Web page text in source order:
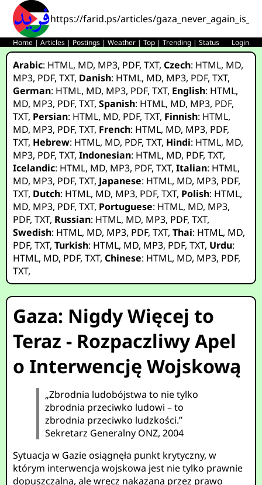
https://farid.ps/articles/
Home |Articles | Postings |Weather |Top |Trending |Status Login
Arabic: HTML, MD, MP3, PDF,TXT,Czech: HTML, MD,
MP3, PDF,TXT, Danish: HTML, MD, MP3, PDF,TXT,
German: HTML, MD, MP3, PDF,TXT, English: HTML,
MD, MP3, PDF,TXT,Spanish: HTML, MD, MP3, PDF,
TXT, Persian: HTML, MD, PDF,TXT, Finnish: HTML,
MD, MP3, PDF,TXT, French: HTML, MD, MP3, PDF,
TXT, Hebrew: HTML, MD, PDF,TXT, Hindi: HTML, MD,
MP3, PDF,TXT,Indonesian: HTML, MD, PDF,TXT,
Icelandic: HTML, MD, MP3, PDF,TXT,Italian: HTML,
MD, MP3, PDF,TXT, Japanese: HTML, MD, MP3, PDF,
TXT, Dutch: HTML, MD, MP3, PDF,TXT, Polish: HTML,
MD, MP3, PDF,TXT, Portuguese: HTML, MD, MP3,
PDF,TXT, Russian: HTML, MD, MP3, PDF,TXT,
Swedish: HTML, MD, MP3, PDF,TXT,Thai: HTML, MD,
PDF,TXT,Turkish: HTML, MD, MP3, PDF,TXT, Urdu:
HTML, MD, PDF,TXT,Chinese: HTML, MD, MP3, PDF,
TXT,
Gaza: Nigdy Więcej to
Teraz - Rozpaczliwy Apel
o Interwencję Wojskową
„Zbrodnia ludobójstwa to nie tylko
zbrodnia przeciwko ludowi – to
zbrodnia przeciwko ludzkości.”
Sekretarz Generalny ONZ, 2004
Sytuacja w Gazie osiągnęła punkt krytyczny, w
którym interwencja wojskowa jest nie tylko prawnie
dopuszczalna, ale wręcz nakazana przez prawo